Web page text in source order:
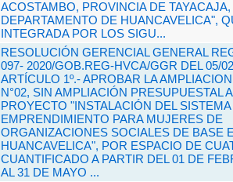
ACOSTAMBO, PROVINCIA DE TAYACAJA,
DEPARTAMENTO DE HUANCAVELICA",
INTEGRADA POR LOS SIGU...
RESOLUCIÓN GERENCIAL GENERAL
097- 2020/GOB.REG-HVCA/GGR DEL 05/
ARTÍCULO 1º.- APROBAR LA
N°02, SIN AMPLIACIÓN PRESUPUESTAL
PROYECTO "INSTALACIÓN DEL SISTEMA
EMPRENDIMIENTO PARA MUJERES DE
ORGANIZACIONES SOCIALES DE BASE
HUANCAVELICA", POR ESPACIO DE
CUANTIFICADO A PARTIR DEL 01 DE
AL 31 DE MAYO ...